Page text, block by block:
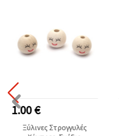
1.00 €
Ξύλινες Στρογγυλές